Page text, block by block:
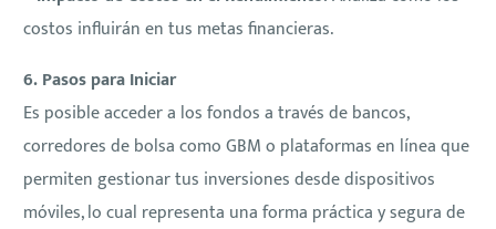
costos influirán en tus metas financieras.
6. Pasos para Iniciar
Es posible acceder a los fondos a través de bancos,
corredores de bolsa como GBM o plataformas en línea que
permiten gestionar tus inversiones desde dispositivos
móviles, lo cual representa una forma práctica y segura de